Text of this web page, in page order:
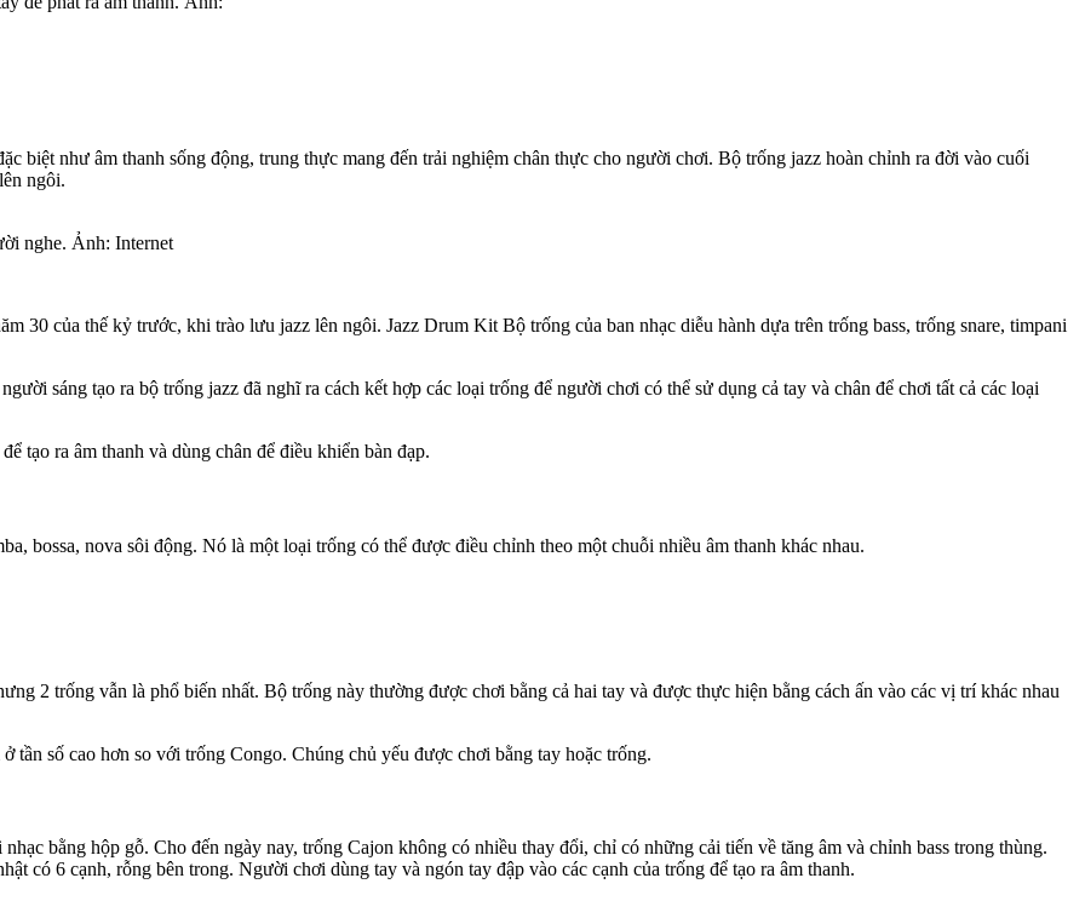
biệt như âm thanh sống động, trung thực mang đến trải nghiệm chân thực cho người chơi. Bộ trống jazz hoàn chỉnh ra đời vào cuối
ngôi.
nghe. Ảnh: Internet
30 của thế kỷ trước, khi trào lưu jazz lên ngôi. Jazz Drum Kit Bộ trống của ban nhạc diễu hành dựa trên trống bass, trống snare, timpani
sáng tạo ra bộ trống jazz đã nghĩ ra cách kết hợp các loại trống để người chơi có thể sử dụng cả tay và chân để chơi tất cả các loại
tạo ra âm thanh và dùng chân để điều khiển bàn đạp.
bossa, nova sôi động. Nó là một loại trống có thể được điều chỉnh theo một chuỗi nhiều âm thanh khác nhau.
2 trống vẫn là phổ biến nhất. Bộ trống này thường được chơi bằng cả hai tay và được thực hiện bằng cách ấn vào các vị trí khác nhau
tần số cao hơn so với trống Congo. Chúng chủ yếu được chơi bằng tay hoặc trống.
bằng hộp gỗ. Cho đến ngày nay, trống Cajon không có nhiều thay đổi, chỉ có những cải tiến về tăng âm và chỉnh bass trong thùng.
có 6 cạnh, rỗng bên trong. Người chơi dùng tay và ngón tay đập vào các cạnh của trống để tạo ra âm thanh.